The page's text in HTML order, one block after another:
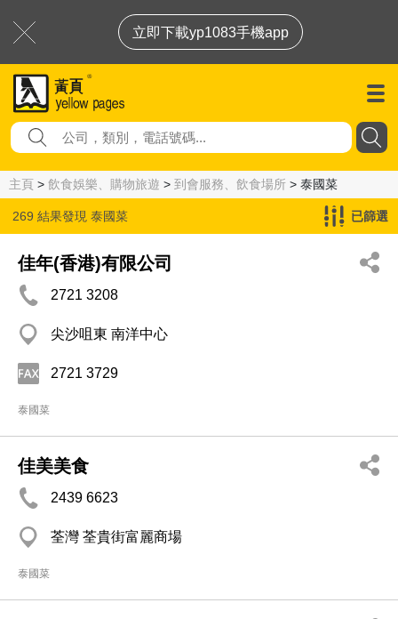
立即下載yp1083手機app
主頁 > 飲食娛樂、購物旅遊 > 到會服務、飲食場所 > 泰國菜
269 結果發現 泰國菜 已篩選
佳年(香港)有限公司
2721 3208
尖沙咀東 南洋中心
2721 3729
泰國菜
佳美美食
2439 6623
荃灣 荃貴街富麗商場
泰國菜